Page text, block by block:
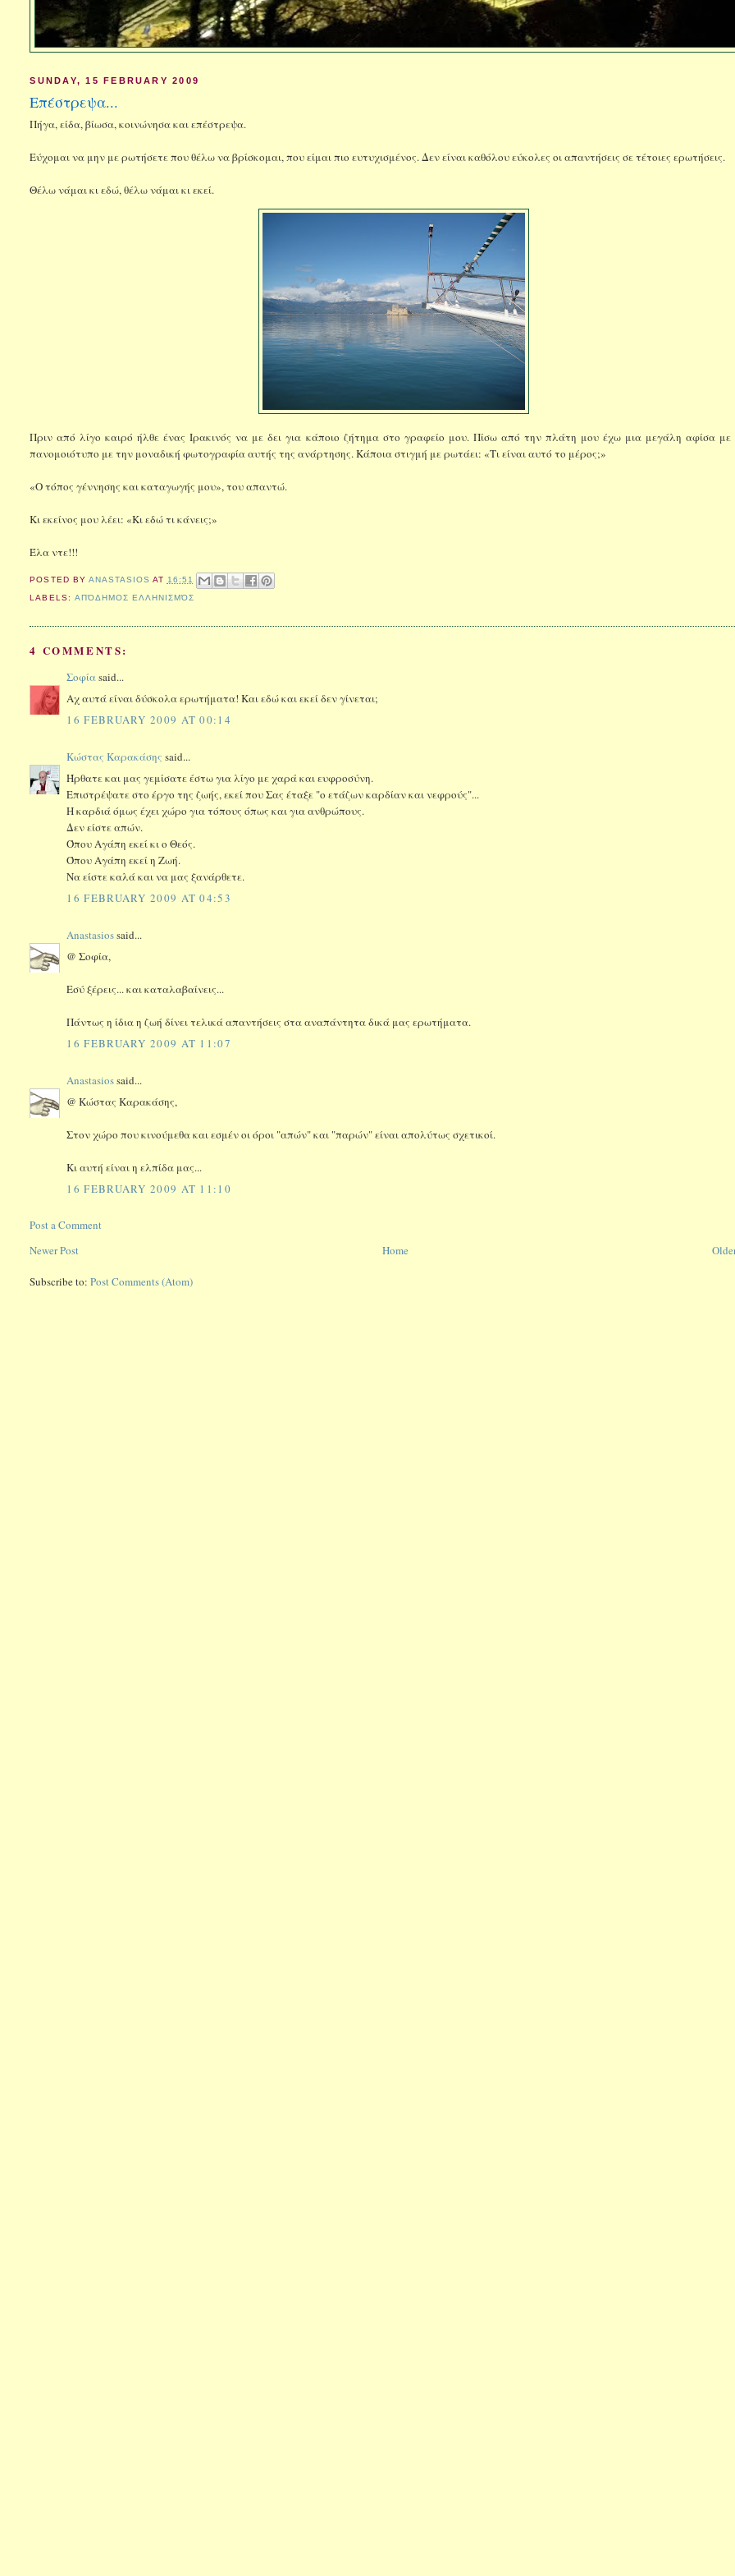
SUNDAY, 15 FEBRUARY 2009
Επέστρεψα...
Πήγα, είδα, βίωσα, κοινώνησα και επέστρεψα.
Εύχομαι να μην με ρωτήσετε που θέλω να βρίσκομαι, που είμαι πιο ευτυχισμένος. Δεν είναι καθόλου εύκολες οι απαντήσεις σε τέτοιες ερωτήσεις.
Θέλω νάμαι κι εδώ, θέλω νάμαι κι εκεί.
Πριν από λίγο καιρό ήλθε ένας Ιρακινός να με δει για κάποιο ζήτημα στο γραφείο μου. Πίσω από την πλάτη μου έχω μια μεγάλη αφίσα με
πανομοιότυπο με την μοναδική φωτογραφία αυτής της ανάρτησης. Κάποια στιγμή με ρωτάει: «Τι είναι αυτό το μέρος;»
«Ο τόπος γέννησης και καταγωγής μου», του απαντώ.
Κι εκείνος μου λέει: «Κι εδώ τι κάνεις;»
Έλα ντε!!!
POSTED BY ANASTASIOS AT 16:51
LABELS: ΑΠΌΔΗΜΟΣ ΕΛΛΗΝΙΣΜΌΣ
4 COMMENTS:
Σοφίαsaid...
Αχ αυτά είναι δύσκολα ερωτήματα! Και εδώ και εκεί δεν γίνεται;
16 FEBRUARY 2009 AT 00:14
Κώστας Καρακάσης said...
Ήρθατε και μας γεμίσατε έστω για λίγο με χαρά και ευφροσύνη.
Επιστρέψατε στο έργο της ζωής, εκεί που Σας έταξε "ο ετάζων καρδίαν και νεφρούς"...
Η καρδιά όμως έχει χώρο για τόπους όπως και για ανθρώπους.
Δεν είστε απών.
Όπου Αγάπη εκεί κι ο Θεός.
Όπου Αγάπη εκεί η Ζωή.
Να είστε καλά και να μας ξανάρθετε.
16 FEBRUARY 2009 AT 04:53
Anastasiossaid...
@ Σοφία,
Εσύ ξέρεις... και καταλαβαίνεις...
Πάντως η ίδια η ζωή δίνει τελικά απαντήσεις στα αναπάντητα δικά μας ερωτήματα.
16 FEBRUARY 2009 AT 11:07
Anastasiossaid...
@ Κώστας Καρακάσης,
Στον χώρο που κινούμεθα και εσμέν οι όροι "απών" και "παρών" είναι απολύτως σχετικοί.
Κι αυτή είναι η ελπίδα μας...
16 FEBRUARY 2009 AT 11:10
Post a Comment
Newer Post
Home
Subscribe to:Post Comments (Atom)